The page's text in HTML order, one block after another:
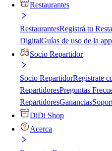
Restaurantes
RestaurantesRegistrá tu
DigitalGuías de uso de la app
Socio Repartidor
Socio RepartidorRegistrate
RepartidoresPreguntas
RepartidoresGanancias
DiDi Shop
Acerca